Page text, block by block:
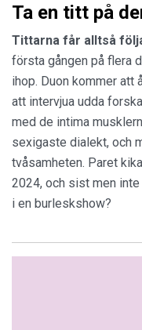
Ta en titt på
Tittarna får alltså
första gången på flera
ihop. Duon kommer att
att intervjua udda
med de intima
sexigaste dialekt, och
tvåsamheten. Paret
2024, och sist men
i en burleskshow?